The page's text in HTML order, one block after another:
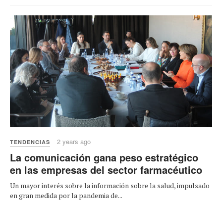
TENDENCIAS 2 years ago
La comunicación gana peso estratégico
en las empresas del sector farmacéutico
Un mayor interés sobre la información sobre la salud, impulsado
en gran medida por la pandemia de...